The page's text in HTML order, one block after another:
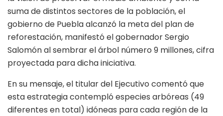
suma de distintos sectores de la población, el
gobierno de Puebla alcanzó la meta del plan de
reforestación, manifestó el gobernador Sergio
Salomón al sembrar el árbol número 9 millones, cifra
proyectada para dicha iniciativa.
En su mensaje, el titular del Ejecutivo comentó que
esta estrategia contempló especies arbóreas (49
diferentes en total) idóneas para cada región de la